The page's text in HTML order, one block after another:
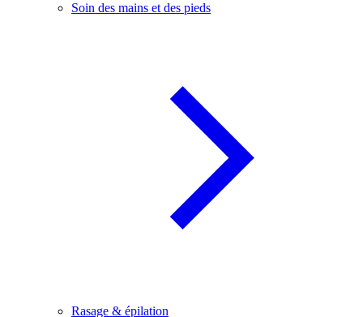
Soin des mains et des pieds
Rasage & épilation